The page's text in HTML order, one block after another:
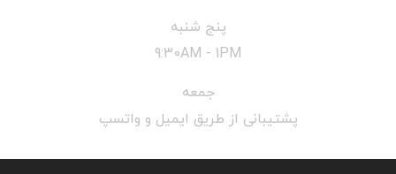
پنج شنبه
9:30AM - 1PM
جمعه
پشتیبانی از طریق ایمیل و واتسپ